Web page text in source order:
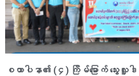
စထာပါနာ၏ (၄) ကြိမ်မြောက် သွေး